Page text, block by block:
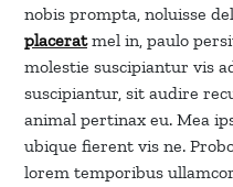
nobis prompta, noluisse
placeratmel in, paulo
molestie suscipiantur vis
suscipiantur, sit audire
animal pertinax eu. Mea
ubique fierent vis ne.
lorem temporibus